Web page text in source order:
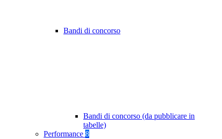
Bandi di concorso
Bandi di concorso (da pubblicare in
tabelle)
Performance 8